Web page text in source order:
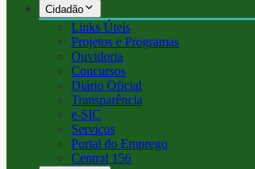
Cidadão
Links Úteis
Projetos e Programas
Ouvidoria
Concursos
Diário Oficial
Transparência
e-SIC
Serviços
Portal do Emprego
Central 156